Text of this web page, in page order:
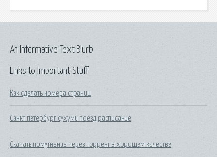
Links to Important Stuff
Как сделать номера страниц
Санкт петербург сухуми поезд расписание
Скачать помутнение через торрент в хорошем качестве
An Informative Text Blurb